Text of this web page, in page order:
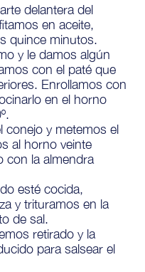
delantera del
en aceite,
quince minutos.
y le damos algún
con el paté que
Enrollamos con
en el horno
conejo y metemos el
al horno veinte
con la almendra
esté cocida,
y trituramos en la
de sal.
retirado y la
para salsear el